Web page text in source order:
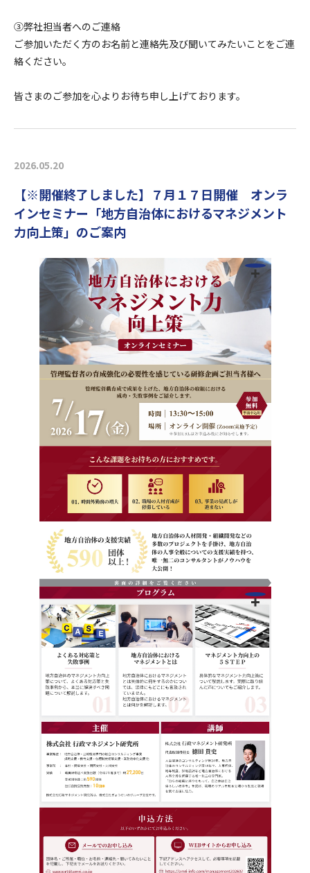
③弊社担当者へのご連絡
ご参加いただく方のお名前と連絡先及び聞いてみたいことをご連
絡ください。
皆さまのご参加を心よりお待ち申し上げております。
2026.05.20
【※開催終了しました】７月１７日開催 オンラ
インセミナー「地方自治体におけるマネジメント
力向上策」のご案内